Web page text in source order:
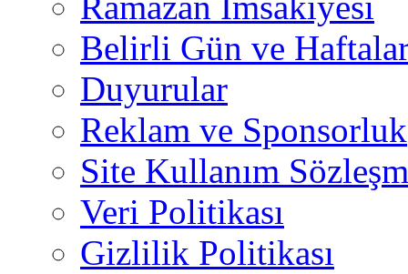
Belirli Gün ve
Duyurular
Reklam ve Sponsorluk
Site Kullanım
Veri Politikası
Gizlilik Politikası